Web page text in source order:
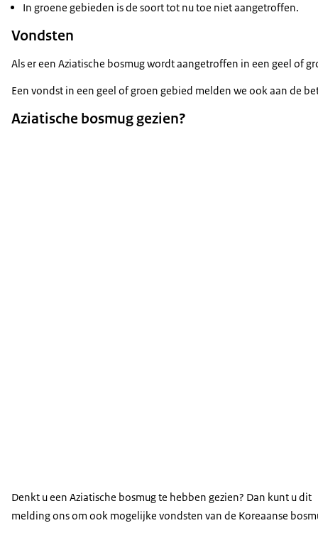
In groene gebieden is de soort tot nu toe niet aangetroffen.
Vondsten
Als er een Aziatische bosmug wordt aangetroffen in een geel of
Een vondst in een geel of groen gebied melden we ook aan de
Aziatische bosmug gezien?
Denkt u een Aziatische bosmug te hebben gezien? Dan kunt u dit
melding ons om ook mogelijke vondsten van de Koreaanse